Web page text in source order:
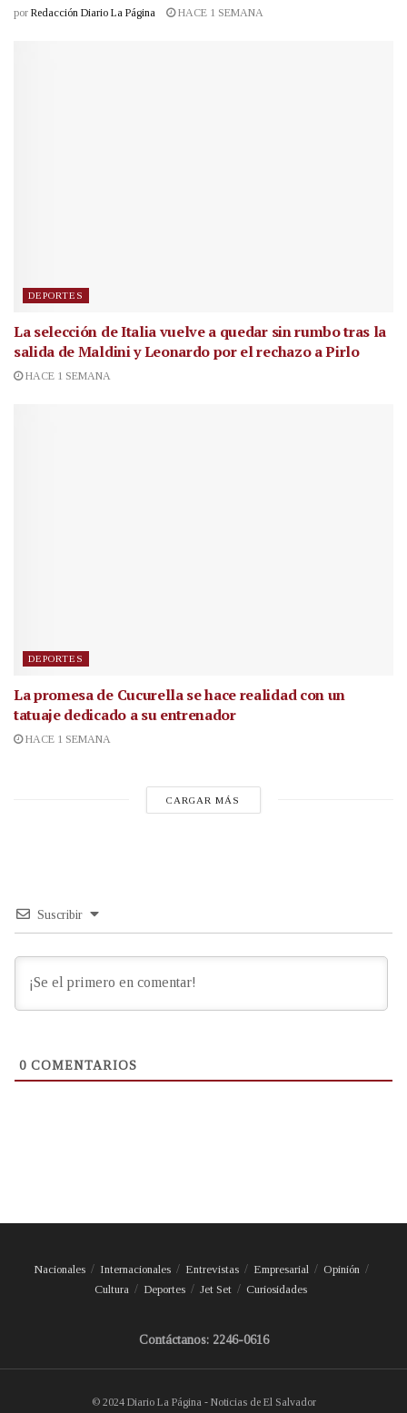
por Redacción Diario La Página HACE 1 SEMANA
DEPORTES
La selección de Italia vuelve a quedar sin rumbo tras la
salida de Maldini y Leonardo por el rechazo a Pirlo
HACE 1 SEMANA
DEPORTES
La promesa de Cucurella se hace realidad con un
tatuaje dedicado a su entrenador
HACE 1 SEMANA
CARGAR MÁS
Suscribir
0 COMENTARIOS
Nacionales Internacionales Entrevistas Empresarial
Opinión
Cultura
Deportes Jet Set Curiosidades
Contáctanos: 2246-0616
© 2024 Diario La Página - Noticias de El Salvador